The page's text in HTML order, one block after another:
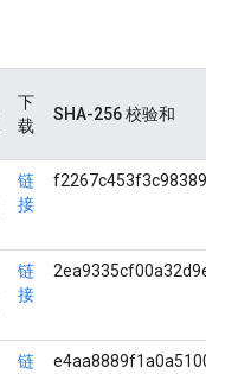
下
载
SHA-256 校验和
链
接
链
接
链